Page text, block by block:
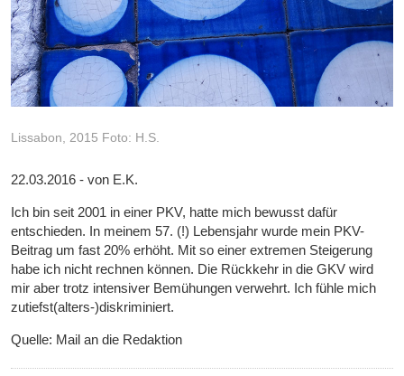
Lissabon, 2015 Foto: H.S.
22.03.2016 - von E.K.
Ich bin seit 2001 in einer PKV, hatte mich bewusst dafür
entschieden. In meinem 57. (!) Lebensjahr wurde mein PKV-
Beitrag um fast 20% erhöht. Mit so einer extremen Steigerung
habe ich nicht rechnen können. Die Rückkehr in die GKV wird
mir aber trotz intensiver Bemühungen verwehrt. Ich fühle mich
zutiefst(alters-)diskriminiert.
Quelle: Mail an die Redaktion